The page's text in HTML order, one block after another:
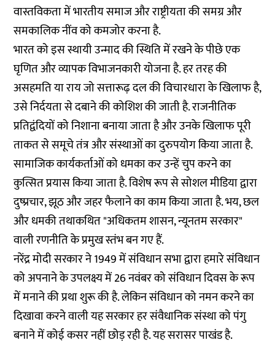
वास्तविकता में भारतीय समाज और राष्ट्रीयता की समग्र और
समकालिक नींव को कमजोर करना है.
भारत को इस स्थायी उन्माद की स्थिति में रखने के पीछे एक
घृणित और व्यापक विभाजनकारी योजना है. हर तरह की
असहमति या राय जो सत्तारूढ़ दल की विचारधारा के खिलाफ है,
उसे निर्दयता से दबाने की कोशिश की जाती है. राजनीतिक
प्रतिद्वंदियों को निशाना बनाया जाता है और उनके खिलाफ पूरी
ताकत से समूचे तंत्र और संस्थाओं का दुरुपयोग किया जाता है.
सामाजिक कार्यकर्ताओं को धमका कर उन्हें चुप करने का
कुत्सित प्रयास किया जाता है. विशेष रूप से सोशल मीडिया द्वारा
दुष्प्रचार, झूठ और जहर फैलाने का काम किया जाता है. भय, छल
और धमकी तथाकथित "अधिकतम शासन, न्यूनतम सरकार"
वाली रणनीति के प्रमुख स्तंभ बन गए हैं.
नरेंद्र मोदी सरकार ने 1949 में संविधान सभा द्वारा हमारे संविधान
को अपनाने के उपलक्ष्य में 26 नवंबर को संविधान दिवस के रूप
में मनाने की प्रथा शुरू की है. लेकिन संविधान को नमन करने का
दिखावा करने वाली यह सरकार हर संवैधानिक संस्था को पंगु
बनाने में कोई कसर नहीं छोड़ रही है. यह सरासर पाखंड है.